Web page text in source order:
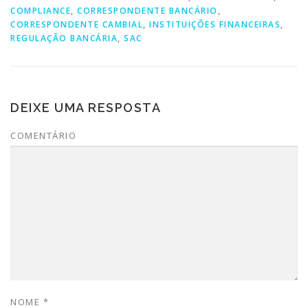
COMPLIANCE, CORRESPONDENTE BANCÁRIO ,
CORRESPONDENTE CAMBIAL, INSTITUIÇÕES FINANCEIRAS,
REGULAÇÃO BANCÁRIA, SAC
DEIXE UMA RESPOSTA
COMENTÁRIO
NOME *